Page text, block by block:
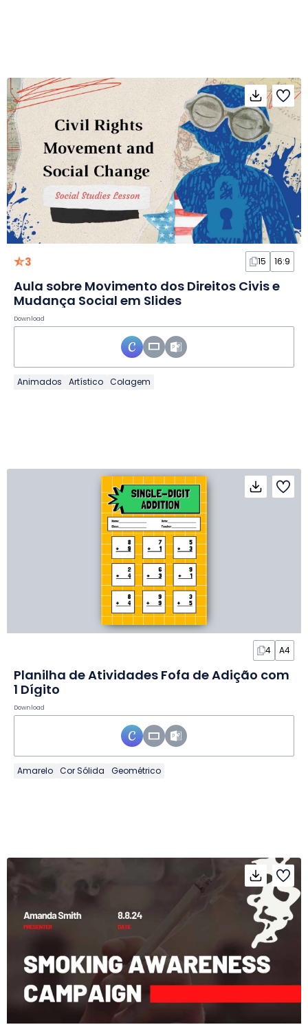
3 15 16:9
Aula sobre Movimento dos Direitos Civis e
Mudança Social em Slides
Download
Animados Artístico Colagem
4 A4
Planilha de Atividades Fofa de Adição com
1 Dígito
Download
Amarelo Cor Sólida Geométrico